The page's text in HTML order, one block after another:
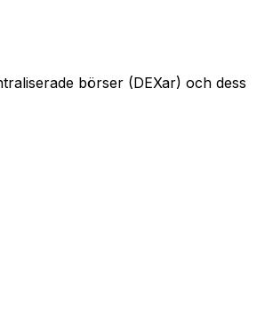
börser (DEXar) och dess